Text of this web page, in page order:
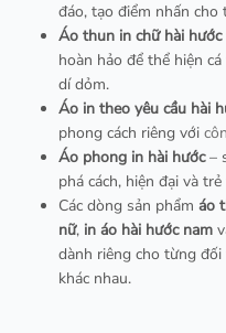
đáo, tạo điểm nhấn cho
Áo thun in chữ hài hước
hoàn hảo để thể hiện
dí dỏm.
Áo in theo yêu cầu hài
phong cách riêng với
Áo phong in hài hước–
phá cách, hiện đại và
Các dòng sản phẩmáo
nữ, in áo hài hước nam
dành riêng cho từng
khác nhau.